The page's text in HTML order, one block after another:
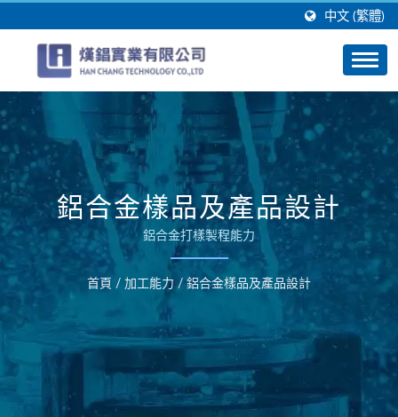
中文 (繁體)
鋁合金樣品及產品設計
鋁合金打樣製程能力
首頁 / 加工能力 / 鋁合金樣品及產品設計